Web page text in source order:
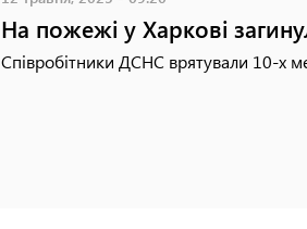
На пожежі у Харкові
Співробітники ДСНС врятували 10-х